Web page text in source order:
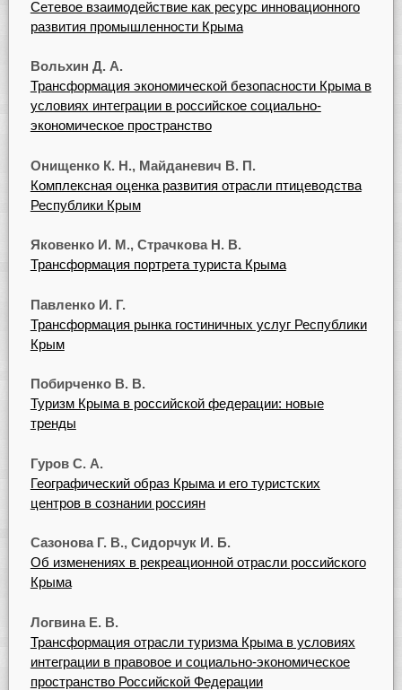
Сетевое взаимодействие как ресурс инновационного
развития промышленности Крыма
Вольхин Д. А.
Трансформация экономической безопасности Крыма в
условиях интеграции в российское социально-
экономическое пространство
Онищенко К. Н., Майданевич В. П.
Комплексная оценка развития отрасли птицеводства
Республики Крым
Яковенко И. М., Страчкова Н. В.
Трансформация портрета туриста Крыма
Павленко И. Г.
Трансформация рынка гостиничных услуг Республики
Крым
Побирченко В. В.
Туризм Крыма в российской федерации: новые
тренды
Гуров С. А.
Географический образ Крыма и его туристских
центров в сознании россиян
Сазонова Г. В., Сидорчук И. Б.
Об изменениях в рекреационной отрасли российского
Крыма
Логвина Е. В.
Трансформация отрасли туризма Крыма в условиях
интеграции в правовое и социально-экономическое
пространство Российской Федерации